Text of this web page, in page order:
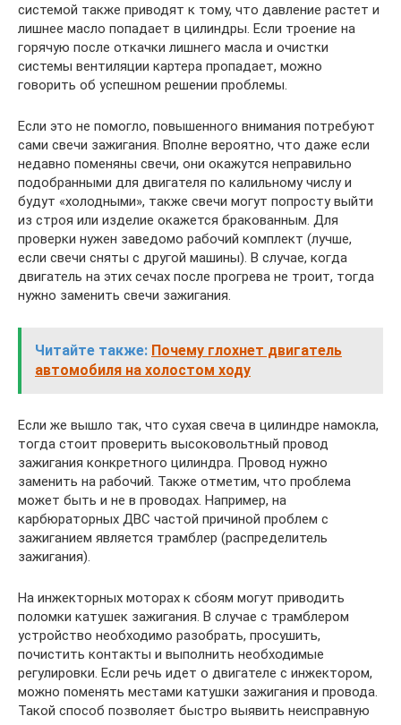
системой также приводят к тому, что давление растет и
лишнее масло попадает в цилиндры. Если троение на
горячую после откачки лишнего масла и очистки
системы вентиляции картера пропадает, можно
говорить об успешном решении проблемы.
Если это не помогло, повышенного внимания потребуют
сами свечи зажигания. Вполне вероятно, что даже если
недавно поменяны свечи, они окажутся неправильно
подобранными для двигателя по калильному числу и
будут «холодными», также свечи могут попросту выйти
из строя или изделие окажется бракованным. Для
проверки нужен заведомо рабочий комплект (лучше,
если свечи сняты с другой машины). В случае, когда
двигатель на этих сечах после прогрева не троит, тогда
нужно заменить свечи зажигания.
Читайте также: Почему глохнет двигатель
автомобиля на холостом ходу
Если же вышло так, что сухая свеча в цилиндре намокла,
тогда стоит проверить высоковольтный провод
зажигания конкретного цилиндра. Провод нужно
заменить на рабочий. Также отметим, что проблема
может быть и не в проводах. Например, на
карбюраторных ДВС частой причиной проблем с
зажиганием является трамблер (распределитель
зажигания).
На инжекторных моторах к сбоям могут приводить
поломки катушек зажигания. В случае с трамблером
устройство необходимо разобрать, просушить,
почистить контакты и выполнить необходимые
регулировки. Если речь идет о двигателе с инжектором,
можно поменять местами катушки зажигания и провода.
Такой способ позволяет быстро выявить неисправную